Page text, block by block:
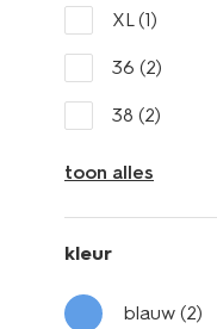
XL(1)
36 (2)
38 (2)
toon alles
kleur
blauw (2)